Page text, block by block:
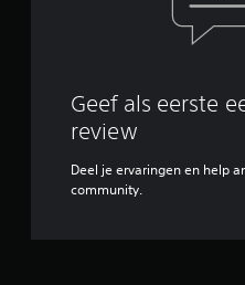
Geef als eerste
review
Deel je ervaringen en help
community.